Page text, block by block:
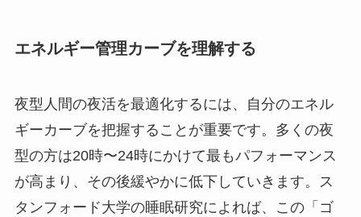
エネルギー管理カーブを理解する
夜型人間の夜活を最適化するには、自分のエネル
ギーカーブを把握することが重要です。多くの夜
型の方は20時〜24時にかけて最もパフォーマンス
が高まり、その後緩やかに低下していきます。ス
タンフォード大学の睡眠研究によれば、この「ゴ